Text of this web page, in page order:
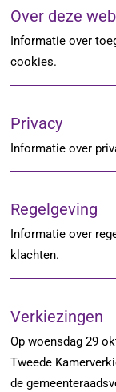
Over deze
Informatie over
cookies.
Privacy
Informatie over
Regelgeving
Informatie over
klachten.
Verkiezingen
Op woensdag 29
Tweede
de